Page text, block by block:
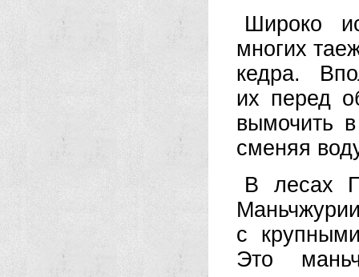
Широко
многих
кедра.
их перед
вымочить
сменяя
В лесах
с
Это